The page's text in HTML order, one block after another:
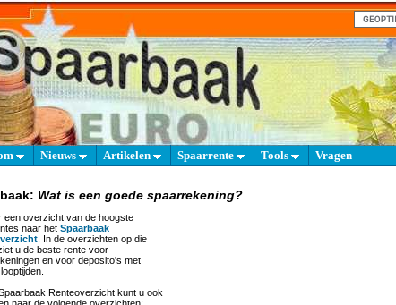
Nieuws Artikelen Spaarrente Tools Vragen
Wat is een goede spaarrekening?
een overzicht van de hoogste
naar het Spaarbaak
. In de overzichten op die
u de beste rente voor
en voor deposito's met
Renteoverzicht kunt u ook